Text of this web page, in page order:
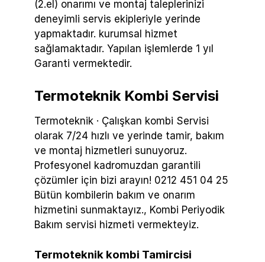
(2.el) onarımı ve montaj taleplerinizi
deneyimli servis ekipleriyle yerinde
yapmaktadır. kurumsal hizmet
sağlamaktadır. Yapılan işlemlerde 1 yıl
Garanti vermektedir.
Termoteknik Kombi Servisi
Termoteknik · Çalışkan kombi Servisi
olarak 7/24 hızlı ve yerinde tamir, bakım
ve montaj hizmetleri sunuyoruz.
Profesyonel kadromuzdan garantili
çözümler için bizi arayın! 0212 451 04 25
Bütün kombilerin bakım ve onarım
hizmetini sunmaktayız., Kombi Periyodik
Bakım servisi hizmeti vermekteyiz.
Termoteknik kombi Tamircisi